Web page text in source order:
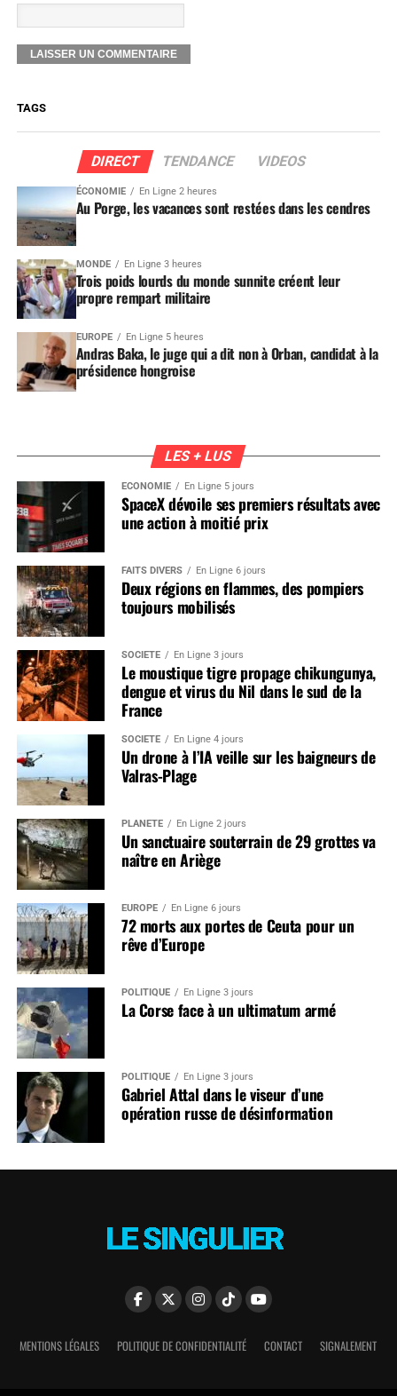
TAGS
DIRECT TENDANCE VIDEOS
ÉCONOMIE En Ligne 2 heures
Au Porge, les vacances sont restées dans les cendres
MONDE En Ligne 3 heures
Trois poids lourds du monde sunnite créent leur
propre rempart militaire
EUROPE En Ligne 5 heures
Andras Baka, le juge qui a dit non à Orban, candidat à la
présidence hongroise
LES + LUS
ÉCONOMIE En Ligne 5 jours
SpaceX dévoile ses premiers résultats avec
une action à moitié prix
FAITS DIVERS En Ligne 6 jours
Deux régions en flammes, des pompiers
toujours mobilisés
SOCIÉTÉ En Ligne 3 jours
Le moustique tigre propage chikungunya,
dengue et virus du Nil dans le sud de la
France
SOCIÉTÉ En Ligne 4 jours
Un drone à l’IA veille sur les baigneurs de
Valras-Plage
PLANÈTE En Ligne 2 jours
Un sanctuaire souterrain de 29 grottes va
naître en Ariège
EUROPE En Ligne 6 jours
72 morts aux portes de Ceuta pour un
rêve d’Europe
POLITIQUE En Ligne 3 jours
La Corse face à un ultimatum armé
POLITIQUE En Ligne 3 jours
Gabriel Attal dans le viseur d’une
opération russe de désinformation
MENTIONS LÉGALES POLITIQUE DE CONFIDENTIALITÉ CONTACT SIGNALEMENT